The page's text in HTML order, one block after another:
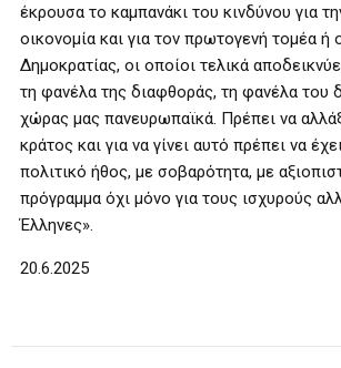
έκρουσα το καμπανάκι του κινδύνου για
οικονομία και για τον πρωτογενή τομέα ή
Δημοκρατίας, οι οποίοι τελικά
τη φανέλα της διαφθοράς, τη φανέλα του
χώρας μας πανευρωπαϊκά. Πρέπει να
κράτος και για να γίνει αυτό πρέπει να
πολιτικό ήθος, με σοβαρότητα, με
πρόγραμμα όχι μόνο για τους ισχυρούς
Έλληνες».
20.6.2025